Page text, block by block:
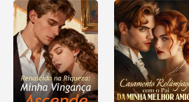
Inimigo Dele